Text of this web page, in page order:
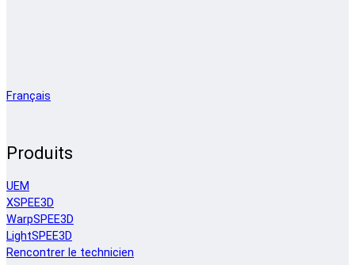
Français
Produits
UEM
XSPEE3D
WarpSPEE3D
LightSPEE3D
Rencontrer le technicien